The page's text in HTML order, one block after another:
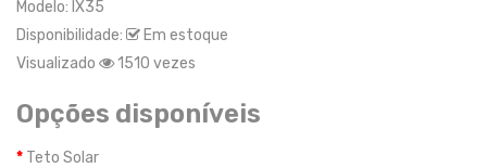
Modelo: IX35
Disponibilidade:
Em estoque
Visualizado
1510 vezes
Opções disponíveis
Teto Solar